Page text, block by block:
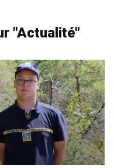
"Actualité"